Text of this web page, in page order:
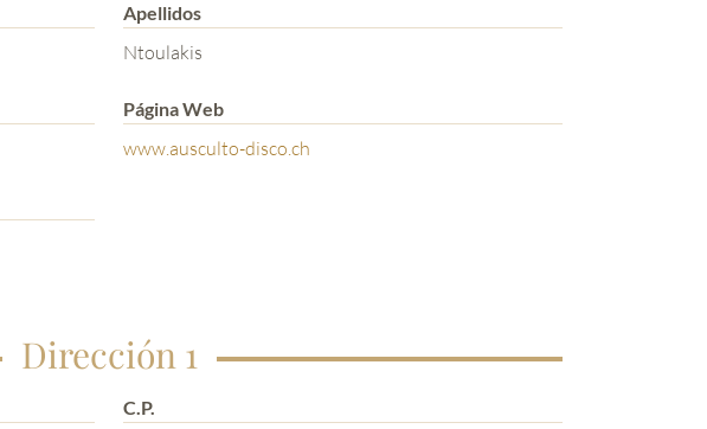
Apellidos
Ntoulakis
Página Web
www.ausculto-disco.ch
Dirección 1
C.P.